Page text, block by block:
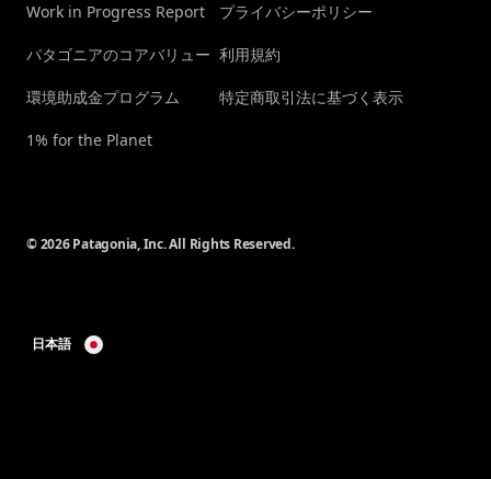
Work in Progress Report
パタゴニアのコアバリュー
環境助成金プログラム
1% for the Planet
プライバシーポリシー
利用規約
特定商取引法に基づく表示
© 2026 Patagonia, Inc. All Rights Reserved.
日本語